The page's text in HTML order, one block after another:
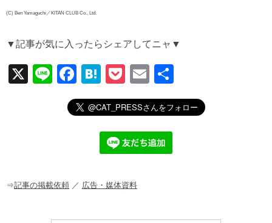
(C) Ben Yamaguchi／KITAN CLUB Co., Ltd.
▼記事が気に入ったらシェアしてニャ▼
X
Li
F
a
c
o
H
at
e
n
a
P
o
ck
et
E
m
ail
有
⇒記事の掲載依頼 ／ 広告・媒体資料